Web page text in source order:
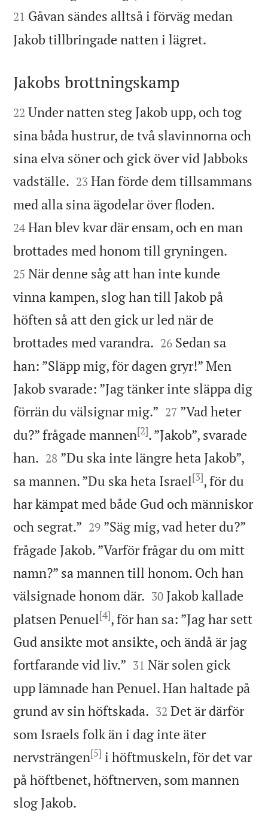
21 Gåvan sändes alltså i förväg medan
Jakob tillbringade natten i lägret.

Jakobs brottningskamp

22 Under natten steg Jakob upp, och tog
sina båda hustrur, de två slavinnorna och
sina elva söner och gick över vid Jabboks
vadställe. 

23 Han förde dem tillsammans
med alla sina ägodelar över floden.
24 Han blev kvar där ensam, och en man
brottades med honom till gryningen.
25 När denne såg att han inte kunde
vinna kampen, slog han till Jakob på
höften så att den gick ur led när de
brottades med varandra. 

26 Sedan sa
han: ”Släpp mig, för dagen gryr!” Men
Jakob svarade: ”Jag tänker inte släppa dig
förrän du välsignar mig.” 

27 ”Vad heter
du?” frågade mannen[2]. ”Jakob”, svarade
han. 

28 ”Du ska inte längre heta Jakob”,
sa mannen. ”Du ska heta Israel[3], för du
har kämpat med både Gud och människor
och segrat.” 

29 ”Säg mig, vad heter du?”
frågade Jakob. ”Varför frågar du om mitt
namn?” sa mannen till honom. Och han
välsignade honom där. 

30 Jakob kallade
platsen Penuel[4], för han sa: ”Jag har sett
Gud ansikte mot ansikte, och ändå är jag
fortfarande vid liv.” 

31 När solen gick
upp lämnade han Penuel. Han haltade på
grund av sin höftskada. 

32 Det är därför
som Israels folk än i dag inte äter
nervsträngen[5] i höftmuskeln, för det var
på höftbenet, höftnerven, som mannen
slog Jakob.